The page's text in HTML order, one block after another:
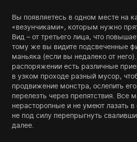
Вы появляетесь в одном месте на
«везунчиками», которым нужно
Вид – от третьего лица, что
тому же вы видите подсвеченные
маньяка (если вы недалеко от
распоряжении есть различные
в узком проходе разный мусор,
продвижение монстра, ослепить
перелезть через препятствия. Все
нерасторопные и не умеют лазать
не под силу перепрыгнуть
далее.